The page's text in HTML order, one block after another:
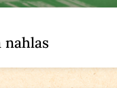
nahlas